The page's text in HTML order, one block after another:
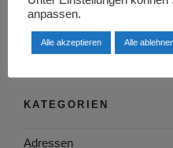
KATEGORIEN
Adressen
anpassen.
Alle akzeptieren Alle